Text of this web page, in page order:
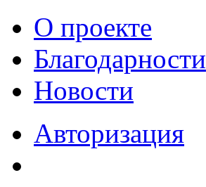
О проекте
Благодарности
Новости
Авторизация